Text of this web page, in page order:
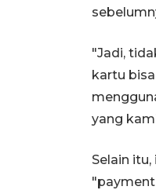
"Jadi,
kartu
yang
Selain